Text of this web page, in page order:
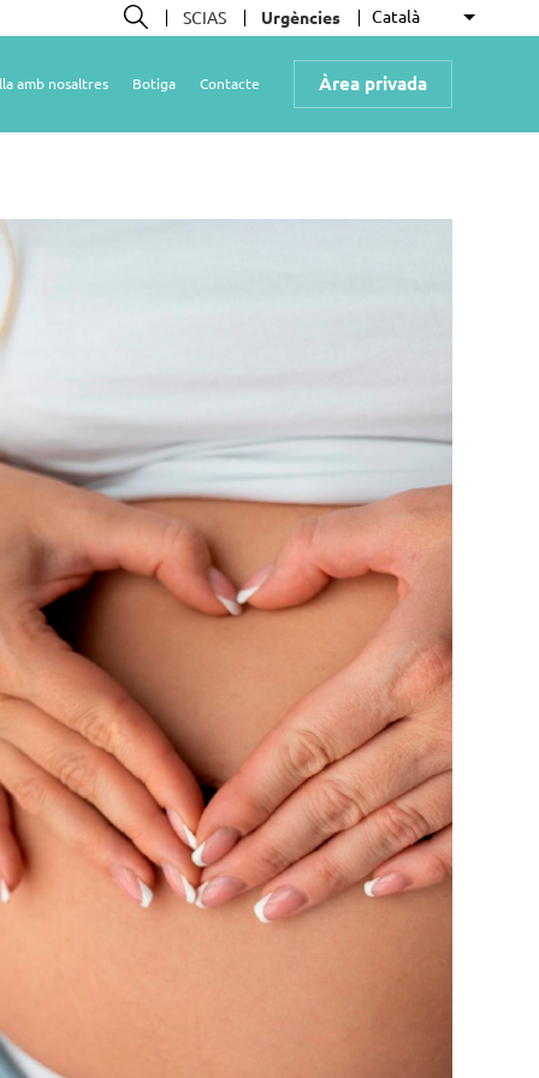
Cerca
SCIAS Urgències Català Llista
Àrea privada
amb nosaltres Botiga Contacte